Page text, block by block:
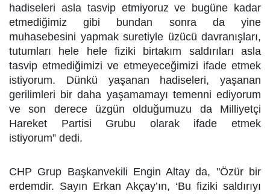
hadiseleri asla tasvip etmiyoruz ve bugüne kadar
etmediğimiz gibi bundan sonra da yine
muhasebesini yapmak suretiyle üzücü davranışları,
tutumları hele hele fiziki birtakım saldırıları asla
tasvip etmediğimizi ve etmeyeceğimizi ifade etmek
istiyorum. Dünkü yaşanan hadiseleri, yaşanan
gerilimleri bir daha yaşamamayı temenni ediyorum
ve son derece üzgün olduğumuzu da Milliyetçi
Hareket Partisi Grubu olarak ifade etmek
istiyorum” dedi.
CHP Grup Başkanvekili Engin Altay da, "Özür bir
erdemdir. Sayın Erkan Akçay’ın, ‘Bu fiziki saldırıyı